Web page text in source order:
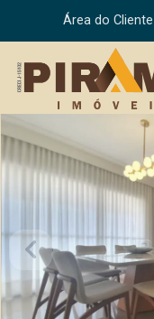
Área do Cliente